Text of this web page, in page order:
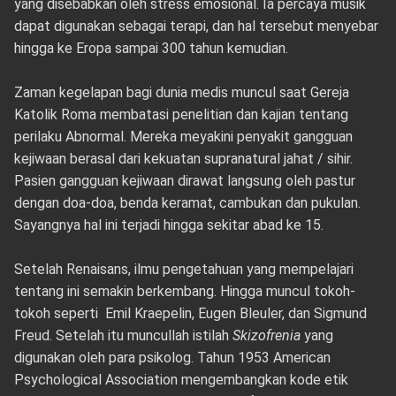
yang disebabkan oleh stress emosional. Ia percaya musik
dapat digunakan sebagai terapi, dan hal tersebut menyebar
hingga ke Eropa sampai 300 tahun kemudian.
Zaman kegelapan bagi dunia medis muncul saat Gereja
Katolik Roma membatasi penelitian dan kajian tentang
perilaku Abnormal. Mereka meyakini penyakit gangguan
kejiwaan berasal dari kekuatan supranatural jahat / sihir.
Pasien gangguan kejiwaan dirawat langsung oleh pastur
dengan doa-doa, benda keramat, cambukan dan pukulan.
Sayangnya hal ini terjadi hingga sekitar abad ke 15.
Setelah Renaisans, ilmu pengetahuan yang mempelajari
tentang ini semakin berkembang. Hingga muncul tokoh-
tokoh seperti Emil Kraepelin, Eugen Bleuler, dan Sigmund
Freud. Setelah itu muncullah istilah Skizofrenia yang
digunakan oleh para psikolog. Tahun 1953 American
Psychological Association mengembangkan kode etik